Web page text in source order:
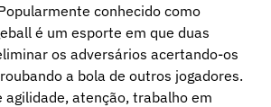
conhecido como
é um esporte em que duas
os adversários acertando-os
a bola de outros jogadores.
agilidade, atenção, trabalho em